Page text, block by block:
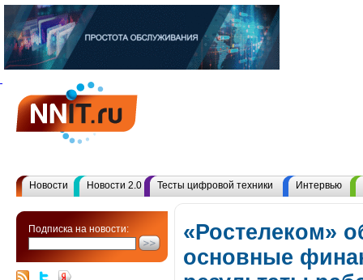
Новости Новости 2.0 Тесты цифровой техники Интервью
Подписка на новости:
«Ростелеком»
основные